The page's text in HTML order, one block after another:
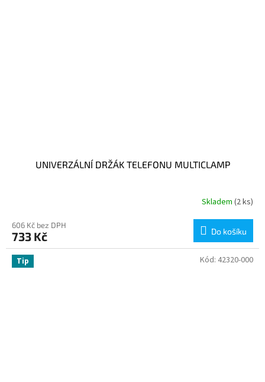
UNIVERZÁLNÍ DRŽÁK TELEFONU MULTICLAMP
Skladem (2 ks)
606 Kč bez DPH
733 Kč Do košíku
Tip Kód: 42320-000